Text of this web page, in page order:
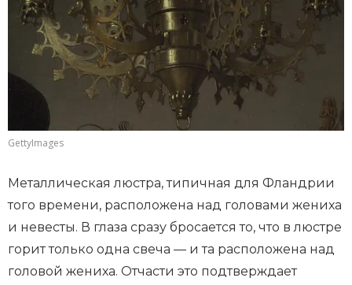
GettyImages
Металлическая люстра, типичная для Фландрии
того времени, расположена над головами жениха
и невесты. В глаза сразу бросается то, что в люстре
горит только одна свеча — и та расположена над
головой жениха. Отчасти это подтверждает